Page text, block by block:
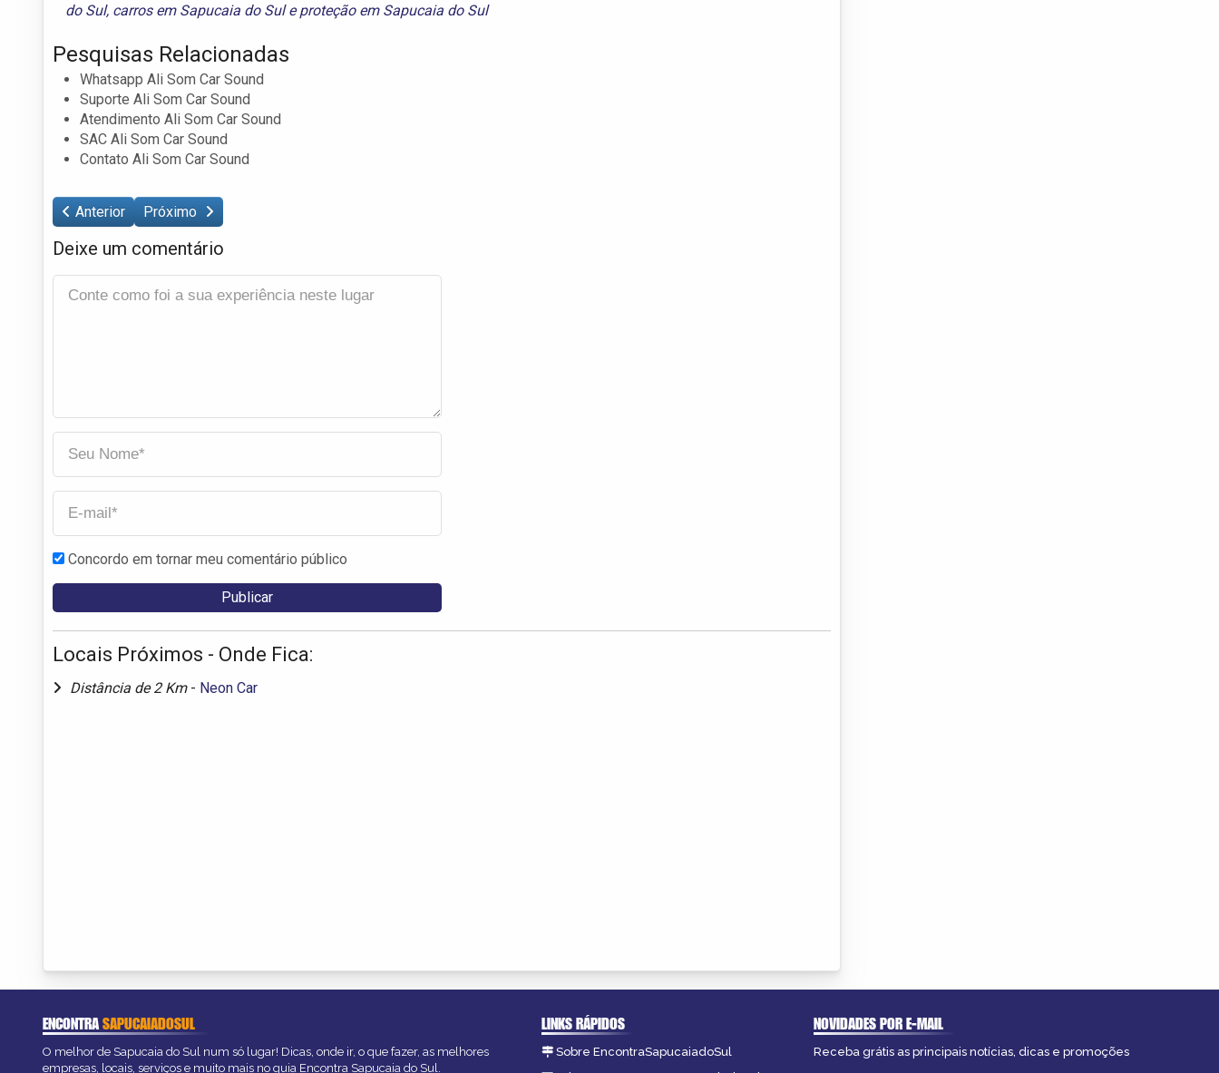
do Sul, carros em Sapucaia do Suleproteção em Sapucaia do Sul
Pesquisas Relacionadas
Whatsapp Ali Som Car Sound
Suporte Ali Som Car Sound
Atendimento Ali Som Car Sound
SAC Ali Som Car Sound
Contato Ali Som Car Sound
Anterior Próximo
Deixe um comentário
Concordo em tornar meu comentário público
Locais Próximos - Onde Fica:
Distância de 2 Km - Neon Car
ENCONTRASAPUCAIADOSUL
O melhor de Sapucaia do Sul num só lugar! Dicas, onde ir, o que fazer, as melhores
empresas, locais, serviços e muito mais no guia Encontra Sapucaia do Sul.
LINKS RÁPIDOS
Sobre EncontraSapucaiadoSul
NOVIDADES POR E-MAIL
Receba grátis as principais notícias, dicas e promoções